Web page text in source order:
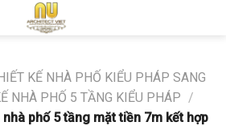
KẾ NHÀ PHỐ KIỂU PHÁP SANG
NHÀ PHỐ 5 TẦNG KIỂU PHÁP /
phố 5 tầng mặt tiền 7m kết hợp